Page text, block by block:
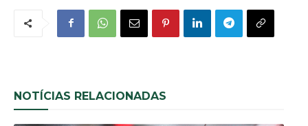
NOTÍCIAS RELACIONADAS